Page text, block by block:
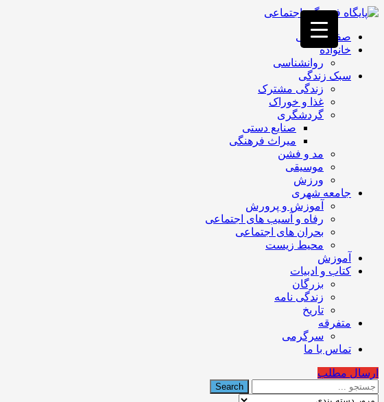
فصد
غرب
تهران
خشکشویی
تصفیه
تهران
صفحه اصلی
خانواده
روانشناسی
سبک زندگی
زندگی مشترک
غذا و خوراک
گردشگری
صنایع دستی
میراث فرهنگی
مد و فشن
موسیقی
ورزش
جامعه شهری
آموزش و پرورش
رفاه و آسیب های اجتماعی
بحران های اجتماعی
محیط زیست
آموزش
کتاب و ادبیات
بزرگان
زندگی نامه
تاریخ
متفرقه
سرگرمی
تماس با ما
ارسال مطلب